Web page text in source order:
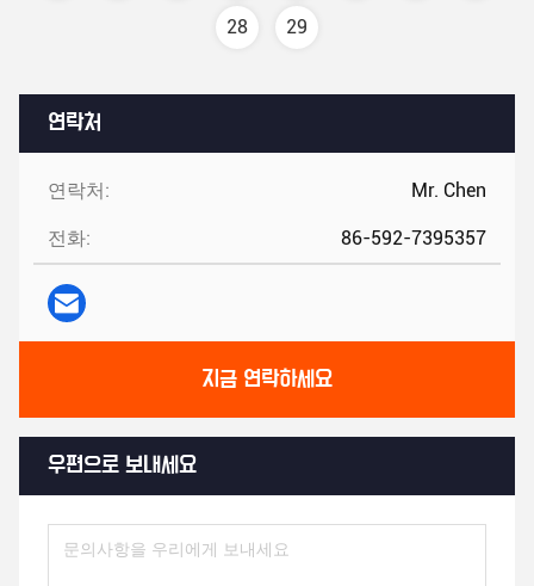
연락처
연락처: Mr. Chen
전화: 86-592-7395357
지금 연락하세요
우편으로 보내세요
28 29